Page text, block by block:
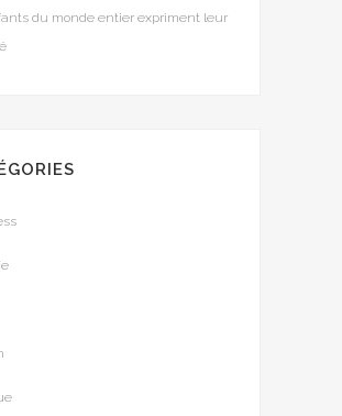
du monde entier expriment leur